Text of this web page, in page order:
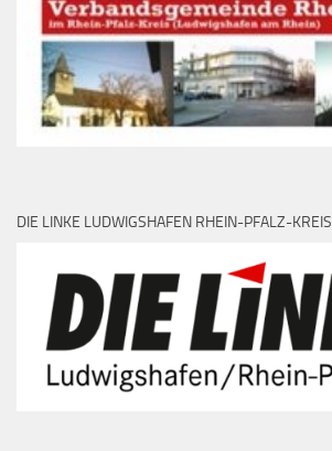
DIE LINKE LUDWIGSHAFEN RHEIN-PFALZ-KREIS